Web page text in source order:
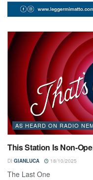
AS HEARD ON RADIO
This Station Is Non-
DI GIANLUCA 18/10/2025
The Last One